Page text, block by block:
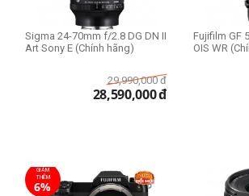
Sigma 24-70mm f/2.8 DG DN II
Art Sony E (Chính hãng)
29,990,000 đ
28,590,000đ
Fujifilm GF
OIS WR
GIẢM
THÊM
6%